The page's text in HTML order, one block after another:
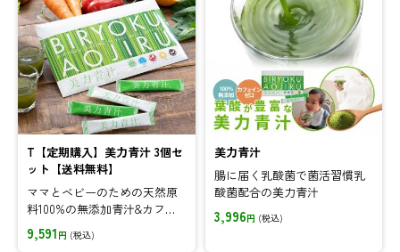
T【定期購入】美力青汁 3個セ
ット【送料無料】
ママとベビーのための天然原
料100%の無添加青汁&カフェ
イン0!♪定期購入なら毎月お
得に!
9,591 円 (税込)
美力青汁
腸に届く乳酸菌で菌活習慣乳
酸菌配合の美力青汁
3,996円 (税込)